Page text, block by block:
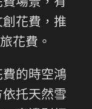
場景，有
花費，推
花費。
的時空鴻
托天然雪